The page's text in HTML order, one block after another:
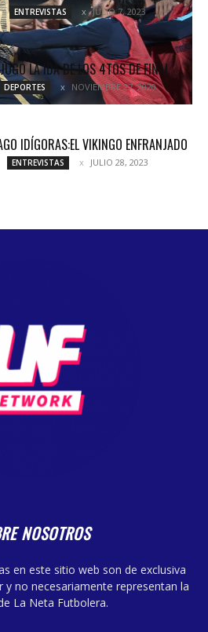
ENTREVISTAS JULIO 7, 2023
LA IDA DE LOS 4TOS DE FINAL
DEPORTES NOVIEMBRE 27, 2020
IDÍGORAS:EL VIKINGO ENFRANJADO
ENTREVISTAS JULIO 28, 2023
NOSOTROS
en este sitio web son de exclusiva
y no necesariamente representan la
La Neta Futbolera.